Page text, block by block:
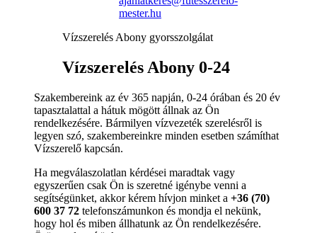
mester.hu
Vízszerelés Abony gyorsszolgálat
Vízszerelés Abony 0-24
Szakembereink az év 365 napján, 0-24 órában és 20 év
tapasztalattal a hátuk mögött állnak az Ön
rendelkezésére. Bármilyen vízvezeték szerelésről is
legyen szó, szakembereinkre minden esetben számíthat
Vízszerelő kapcsán.
Ha megválaszolatlan kérdései maradtak vagy
egyszerűen csak Ön is szeretné igénybe venni a
segítségünket, akkor kérem hívjon minket a +36 (70)
600 37 72 telefonszámunkon és mondja el nekünk,
hogy hol és miben állhatunk az Ön rendelkezésére.